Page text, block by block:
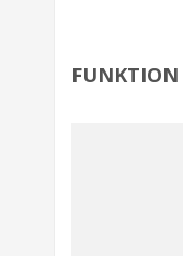
FUNKTION